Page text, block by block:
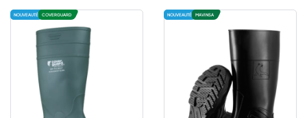
NOUVEAUTÉ COVERGUARD NOUVEAUTÉ MAVINSA